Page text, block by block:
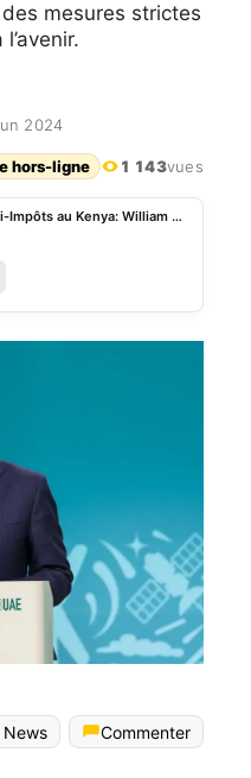
mesures strictes
2024
hors-ligne 1 143vues
Manifestations Anti-Impôts au Kenya: William Ruto monte au créneau
News
Commenter